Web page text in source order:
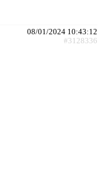
08/01/2024 10:43:12
#3128336